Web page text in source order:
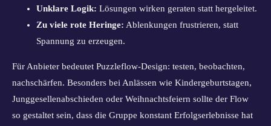
Unklare Logik: Lösungen wirken geraten statt hergeleitet.
Zu viele rote Heringe: Ablenkungen frustrieren, statt
Spannung zu erzeugen.
Für Anbieter bedeutet Puzzleflow-Design: testen, beobachten,
nachschärfen. Besonders bei Anlässen wie Kindergeburtstagen,
Junggesellenabschieden oder Weihnachtsfeiern sollte der Flow
so gestaltet sein, dass die Gruppe konstant Erfolgserlebnisse hat